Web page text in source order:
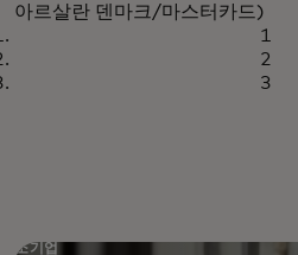
아르살란 덴마크/마스터카드)
1
2
3
소기업